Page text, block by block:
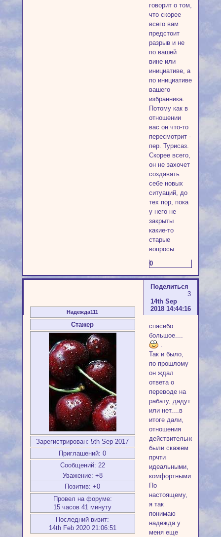
говорит о том,
что скорее
всего вам
предстоит
разрыв и не
по вашей
вине или
инициативе, а
по инициативе
вашего
избранника.
Потому как в
отношении
вас он что-то
пересмотрит -
пер. Турисаз.
Скорее всего,
он не захочет
создавать
себе новых
ситуаций, до
тех пор, пока
у него не
закрыты
какие-то
старые
вопросы.
0
Поделиться
3
14th Sep
2018 14:44:16
Надежда111
Стажер
Зарегистрирован: 5th Sep 2017
Приглашений: 0
Сообщений: 22
Уважение: +8
Позитив: +0
Провел на форуме:
15 часов 41 минуту
Последний визит:
14th Feb 2020 21:06:51
спасибо
большое....
.
Так и было,
по прошлому
он ждал
ответа о
переводе на
рабату, дадут
или нет....в
итоге дали,
отношения
действительно
были скажем
прчти
идеальными,
комфортными...
По
настоящему,
я так
понимаю
надежда у
меня еще